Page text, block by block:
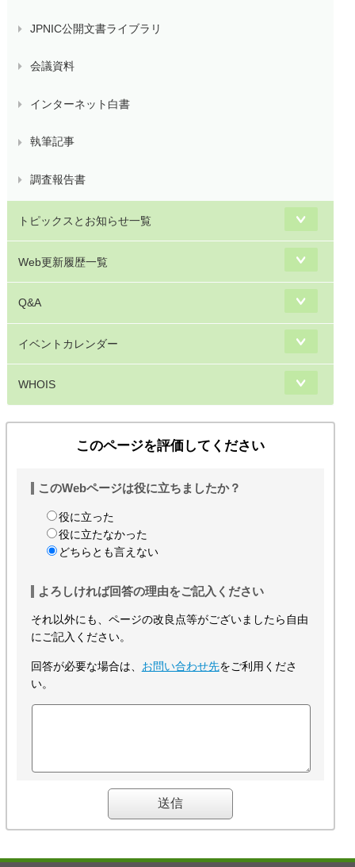
JPNIC公開文書ライブラリ
会議資料
インターネット白書
執筆記事
調査報告書
トピックスとお知らせ一覧
Web更新履歴一覧
Q&A
イベントカレンダー
WHOIS
このページを評価してください
このWebページは役に立ちましたか？
役に立った
役に立たなかった
どちらとも言えない
よろしければ回答の理由をご記入ください
それ以外にも、ページの改良点等がございましたら自由
にご記入ください。
回答が必要な場合は、 お問い合わせ先をご利用くださ
い。